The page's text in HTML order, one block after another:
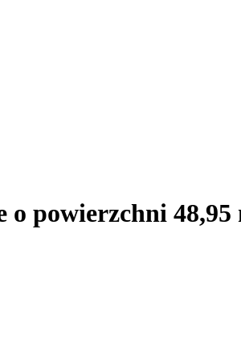
powierzchni